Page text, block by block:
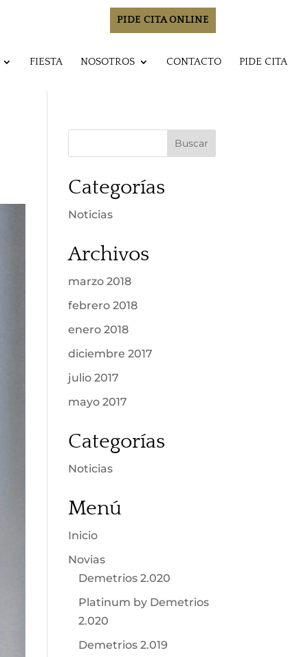
PIDE CITA ONLINE
FIESTA NOSOTROS CONTACTO PIDE CITA
Categorías
Noticias
Archivos
marzo 2018
febrero 2018
enero 2018
diciembre 2017
julio 2017
mayo 2017
Categorías
Noticias
Menú
Inicio
Novias
Demetrios 2.020
Platinum by Demetrios
2.020
Demetrios 2.019